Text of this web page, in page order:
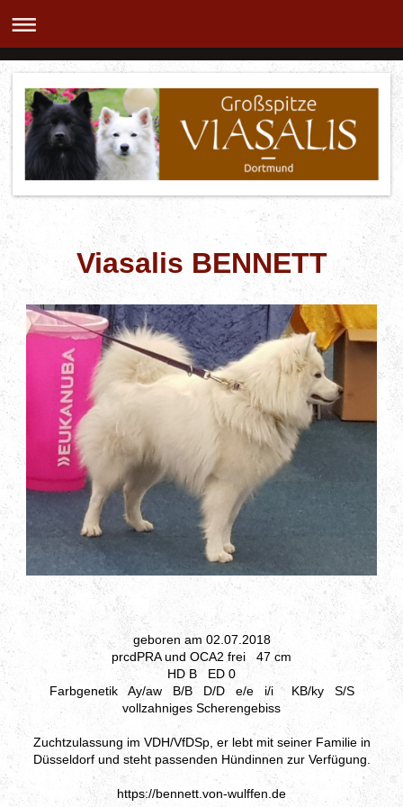
Viasalis BENNETT
geboren am 02.07.2018
prcdPRA und OCA2 frei 47 cm
HD B ED 0
Farbgenetik Ay/aw B/B D/D e/e i/i KB/ky S/S
vollzahniges Scherengebiss
Zuchtzulassung im VDH/VfDSp, er lebt mit seiner Familie in
Düsseldorf und steht passenden Hündinnen zur Verfügung.
https://bennett.von-wulffen.de